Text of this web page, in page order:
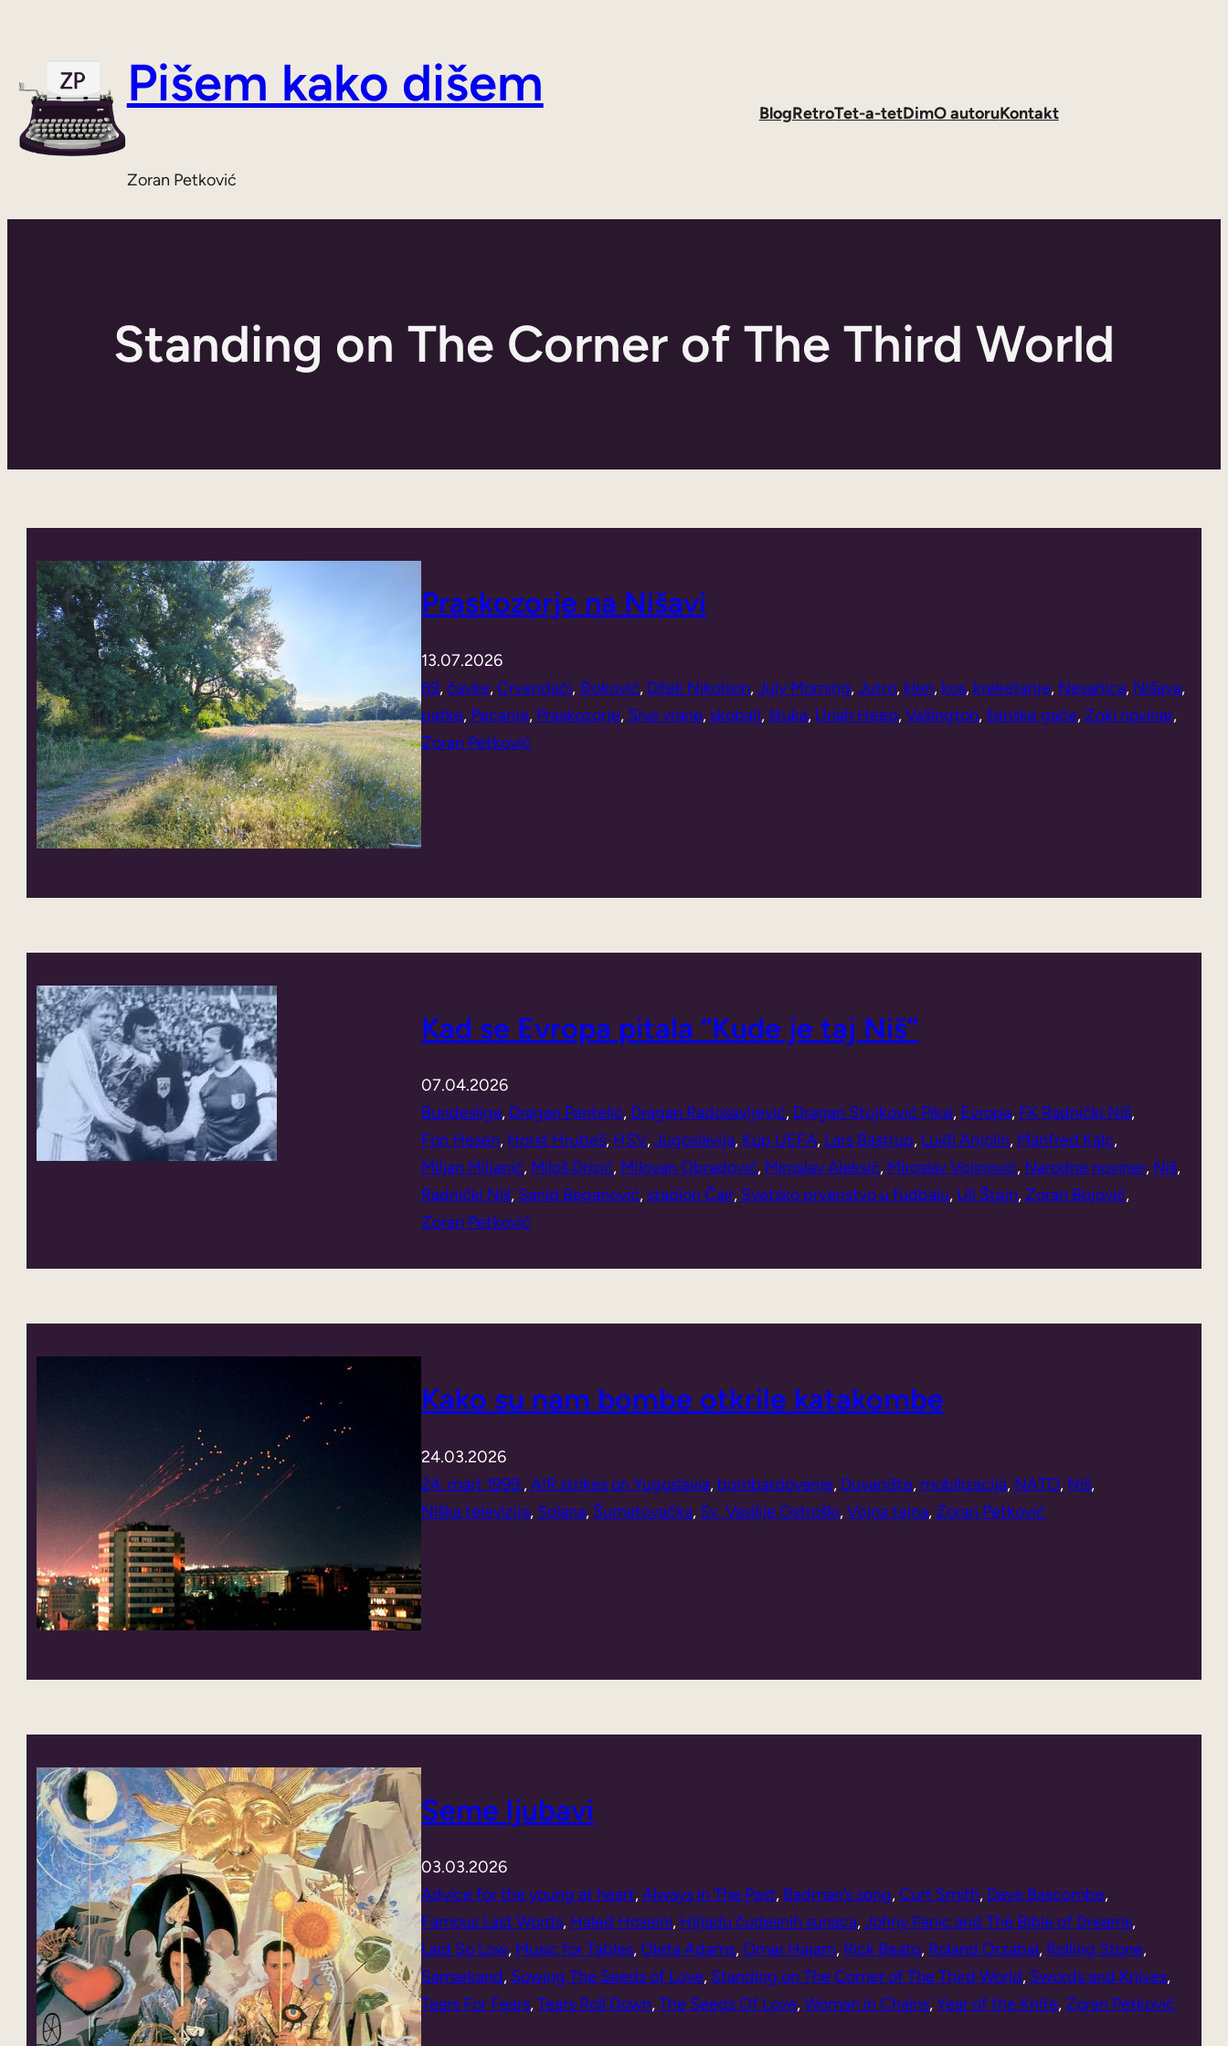
sadržaja
Pišem kako dišem
Zoran Petković
BlogRetroTet-a-tetDimO autoruKontakt
Standing on The Corner of The Third World
Praskozorje na Nišavi
13.07.2026
69, čavke, Crvendaći, Đoković, Džek Nikolson, July Morning, Jutro, klen, kos, kreketanje, Nesanica, Nišava,
patke, Pecanje, Praskozorje, Sive vrane, skobalj, štuka, Uriah Heep, Vašington, ženske gaće, Zoki novinar,
Zoran Petković
Kad se Evropa pitala “Kude je taj Niš”
07.04.2026
Bundesliga, Dragan Pantelić, Dragan Radosavljević, Dragan Stojković Piksi, Evropa, FK Radnički Niš,
Fon Hesen, Horst Hrubeš, HSV, Jugoslavija, Kup UEFA, Lars Bastrup, Luiđi Anjolin, Manfred Kalc,
Miljan Miljanić, Miloš Drizić, MIlovan Obradović, Miroslav Aleksić, Miroslav Vojinović, Narodne noviner, Niš,
Radnički Niš, Sanid Beganović, stadion Čair, Svetsko prvenstvo u fudbalu, Uli Štajn, Zoran Bojović,
Zoran Petković
Kako su nam bombe otkrile katakombe
24.03.2026
24. mart 1999., AIR strikes on Yugoslavia, bombardovanje, Duvanište, mobilizacija, NATO, Niš,
Niška televizija, Solana, Šumatovačka, Sv. Vasilije Ostroški, Vojna tajna, Zoran Petković
Seme ljubavi
03.03.2026
Advice for the young at heart, Always in The Past, Badman’s song, Curt Smith, Dave Bascombe,
Famous Last Words, Haled Hoseini, Hiljadu čudesnih sunaca, Johny Panic and The Bible of Dreams,
Laid So Low, Music for Tables, Oleta Adams, Omar Hajam, Rick Beato, Roland Orzabal, Rolling Stone,
Samarkand, Sowing The Seeds of Love, Standing on The Corner of The Third World, Swords and Knives,
Tears For Fears, Tears Roll Down, The Seeds Of Love, Woman in Chains, Year of the Knife, Zoran Petković